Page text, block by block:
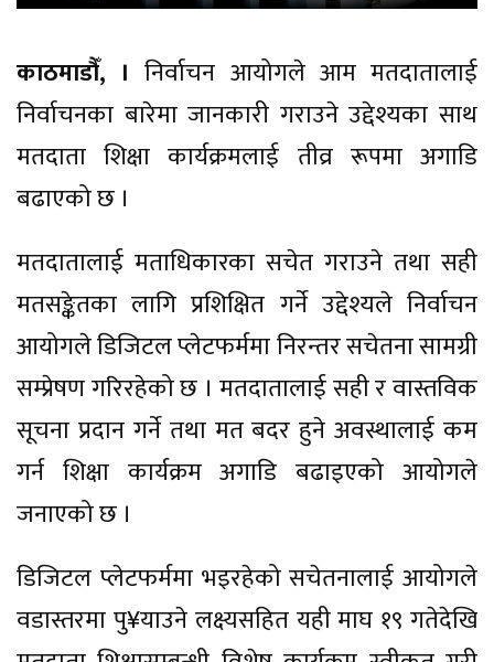
काठमाडौँ, । निर्वाचन आयोगले आम मतदातालाई
निर्वाचनका बारेमा जानकारी गराउने उद्देश्यका साथ
मतदाता शिक्षा कार्यक्रमलाई तीव्र रूपमा अगाडि
बढाएको छ ।
मतदातालाई मताधिकारका सचेत गराउने तथा सही
मतसङ्केतका लागि प्रशिक्षित गर्ने उद्देश्यले निर्वाचन
आयोगले डिजिटल प्लेटफर्ममा निरन्तर सचेतना सामग्री
सम्प्रेषण गरिरहेको छ । मतदातालाई सही र वास्तविक
सूचना प्रदान गर्ने तथा मत बदर हुने अवस्थालाई कम
गर्न शिक्षा कार्यक्रम अगाडि बढाइएको आयोगले
जनाएको छ ।
डिजिटल प्लेटफर्ममा भइरहेको सचेतनालाई आयोगले
वडास्तरमा पु¥याउने लक्ष्यसहित यही माघ १९ गतेदेखि